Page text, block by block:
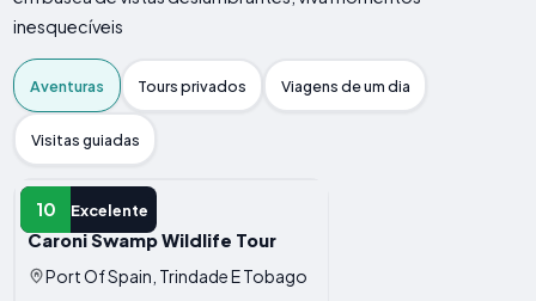
inesquecíveis
Aventuras Tours privados Viagens de um dia
Visitas guiadas
10 Excelente
AVENTURA
Caroni Swamp Wildlife Tour
Port Of Spain, Trindade E Tobago